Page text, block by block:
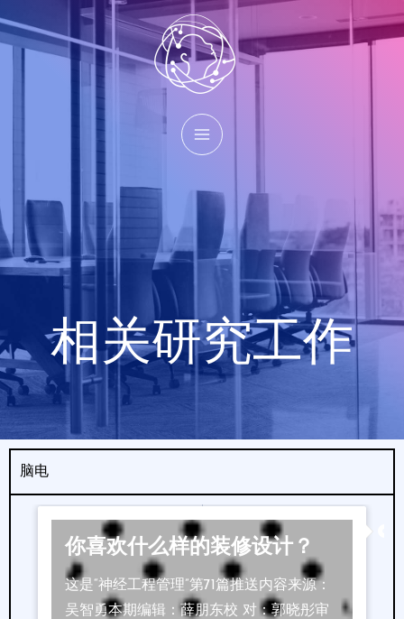
相关研究工作
脑电
你喜欢什么样的装修设计？
这是“神经工程管理”第71篇推送内容来源：
吴智勇本期编辑：薛朋东校 对：郭晓彤审